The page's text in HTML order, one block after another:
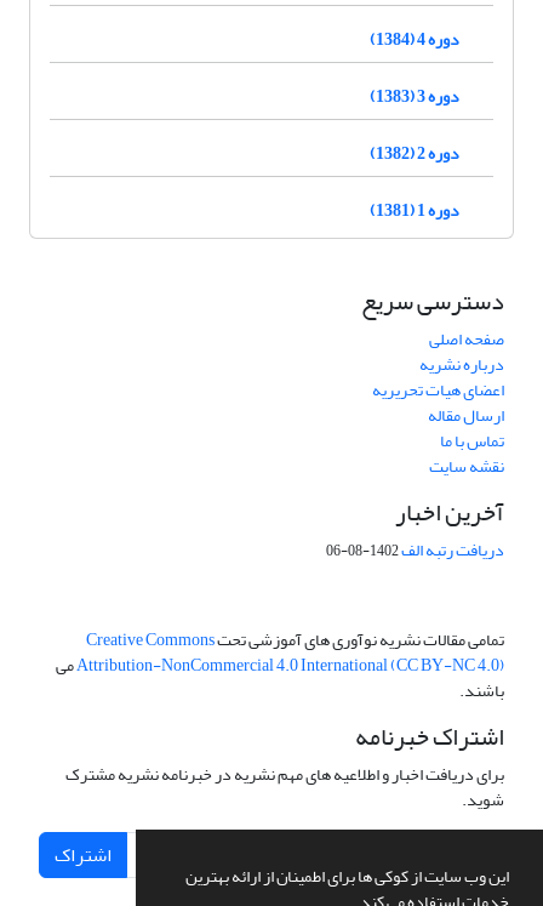
این وب سایت از کوکی ها برای اطمینان از ارائه بهترین
دوره 4 (1384)
دوره 3 (1383)
دوره 2 (1382)
دوره 1 (1381)
دسترسی سریع
صفحه اصلی
درباره نشریه
اعضای هیات تحریریه
ارسال مقاله
تماس با ما
نقشه سایت
آخرین اخبار
دریافت رتبه الف1402-08-06
تمامی مقالات نشریه نوآوری های آموزشی تحتCreative Commons
Attribution-NonCommercial 4.0 International (CC BY-NC 4.0)می
باشند.
اشتراک خبرنامه
برای دریافت اخبار و اطلاعیه های مهم نشریه در خبرنامه نشریه مشترک
شوید.
اشتراک